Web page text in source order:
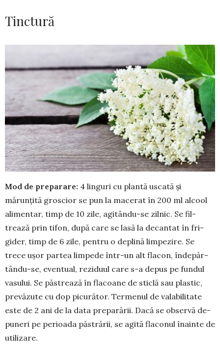
Tinctură
Mod de preparare: 4 linguri cu plantă uscată și
mărunțită groscior se pun la macerat în 200 ml alcool
ali­mentar, timp de 10 zile, agitân­du-se zilnic. Se fil­
trează prin tifon, după care se lasă la de­cantat în fri­
gider, timp de 6 zile, pentru o de­plină limpezire. Se
trece ușor partea lim­pede în­tr-un alt flacon, în­de­păr­
tân­du-se, eventual, re­zi­duul care s-a depus pe fundul
vasului. Se păs­trea­ză în flacoane de sticlă sau plastic,
prevăzute cu dop picu­rător. Termenul de valabilitate
este de 2 ani de la data preparării. Dacă se observă de­­­
puneri pe pe­rioada păs­trării, se agită fla­conul îna­inte de
utilizare.